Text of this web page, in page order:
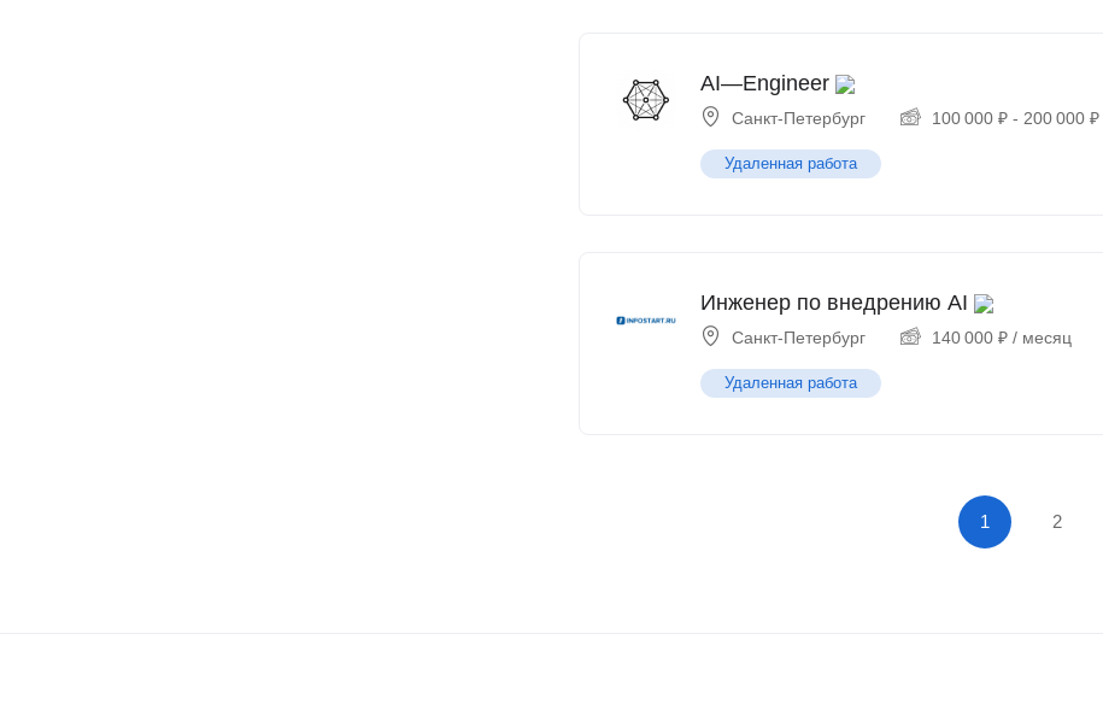
AI—Engineer
Санкт-Петербург 100 000 ₽ - 200 000 ₽
Удаленная работа
Инженер по внедрению AI
Санкт-Петербург 140 000 ₽ / месяц
Удаленная работа
1 2